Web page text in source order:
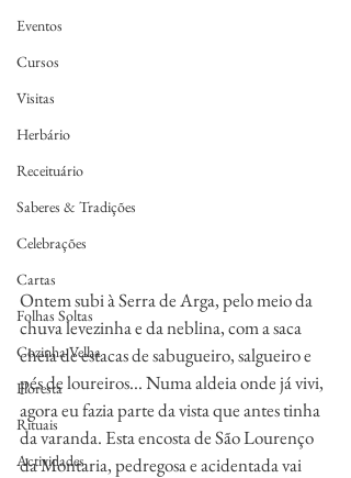
Eventos
Cursos
Visitas
Herbário
Receituário
Saberes & Tradições
Celebrações
Cartas
Folhas Soltas
Cozinha Velha
Floresta
Rituais
Actividades
Ontem subi à Serra de Arga, pelo meio da
chuva levezinha e da neblina, com a saca
cheia de estacas de sabugueiro, salgueiro e
pés de loureiros... Numa aldeia onde já vivi,
agora eu fazia parte da vista que antes tinha
da varanda. Esta encosta de São Lourenço
da Montaria, pedregosa e acidentada vai